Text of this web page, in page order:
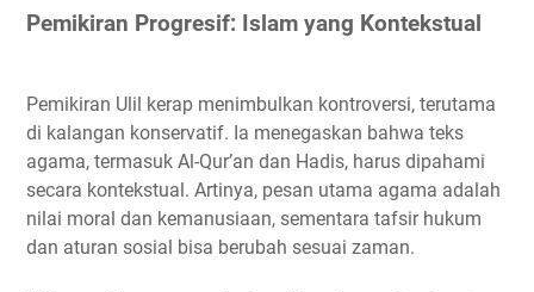
Pemikiran Progresif: Islam yang Kontekstual
Pemikiran Ulil kerap menimbulkan kontroversi, terutama
di kalangan konservatif. Ia menegaskan bahwa teks
agama, termasuk Al-Qur’an dan Hadis, harus dipahami
secara kontekstual. Artinya, pesan utama agama adalah
nilai moral dan kemanusiaan, sementara tafsir hukum
dan aturan sosial bisa berubah sesuai zaman.